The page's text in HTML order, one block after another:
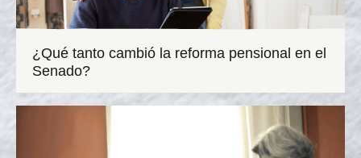
¿Qué tanto cambió la reforma pensional en el
Senado?